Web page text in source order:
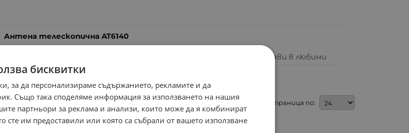
Антена телескопична AT6140
Арт.№: 246235
Добави в любими
На страница по:
бисквитки
за да персонализираме съдържанието, рекламите и да
Също така споделяме информация за използването на нашия
партньори за реклама и анализи, които може да я комбинират
сте им предоставили или която са събрали от вашето използване